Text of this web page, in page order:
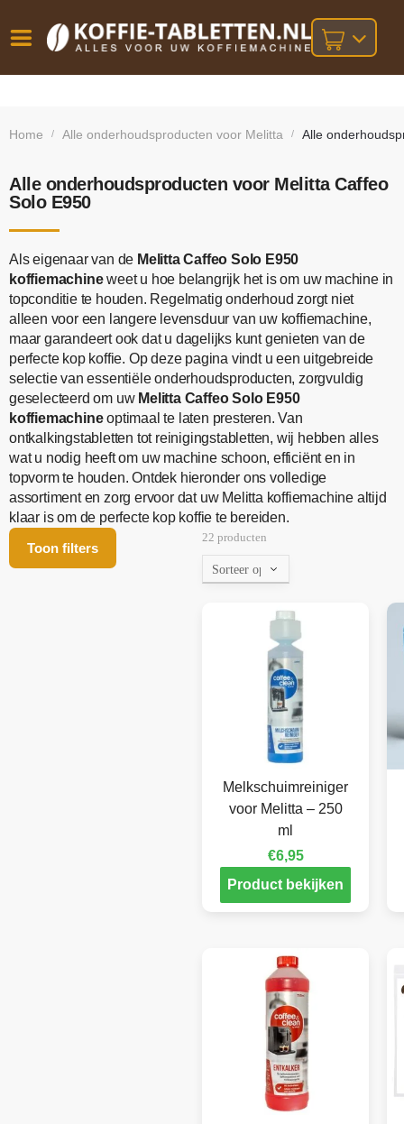
besteld,
bij orders
Home / Alle onderhoudsproducten voor Melitta / Alle
Alle onderhoudsproducten voor Melitta Caffeo
Solo E950
Als eigenaar van de Melitta Caffeo Solo E950
koffiemachineweet u hoe belangrijk het is om uw machine in
topconditie te houden. Regelmatig onderhoud zorgt niet
alleen voor een langere levensduur van uw koffiemachine,
maar garandeert ook dat u dagelijks kunt genieten van de
perfecte kop koffie. Op deze pagina vindt u een uitgebreide
selectie van essentiële onderhoudsproducten, zorgvuldig
geselecteerd om uw Melitta Caffeo Solo E950
koffiemachineoptimaal te laten presteren. Van
ontkalkingstabletten tot reinigingstabletten, wij hebben alles
wat u nodig heeft om uw machine schoon, efficiënt en in
topvorm te houden. Ontdek hieronder ons volledige
assortiment en zorg ervoor dat uw Melitta koffiemachine altijd
klaar is om de perfecte kop koffie te bereiden.
Toon filters
22 producten
Melkschuimreiniger
voor Melitta – 250
ml
€6,95
Product bekijken